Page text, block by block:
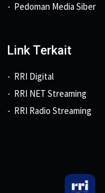
Pedoman Media Siber
Link Terkait
RRI Digital
RRI NET Streaming
RRI Radio Streaming